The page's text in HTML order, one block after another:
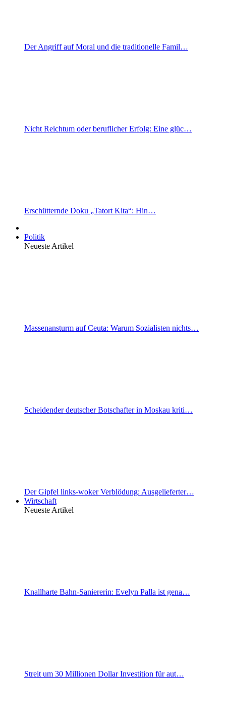
Der Angriff auf Moral und die traditionelle Famil…
Nicht Reichtum oder beruflicher Erfolg: Eine glüc…
Erschütternde Doku „Tatort Kita“: Hin…
Politik
Neueste Artikel
Massenansturm auf Ceuta: Warum Sozialisten nichts…
Scheidender deutscher Botschafter in Moskau kriti…
Der Gipfel links-woker Verblödung: Ausgelieferter…
Wirtschaft
Neueste Artikel
Knallharte Bahn-Saniererin: Evelyn Palla ist gena…
Streit um 30 Millionen Dollar Investition für aut…